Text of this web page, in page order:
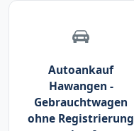
Autoankauf
Hawangen -
Gebrauchtwagen
ohne Registrierung